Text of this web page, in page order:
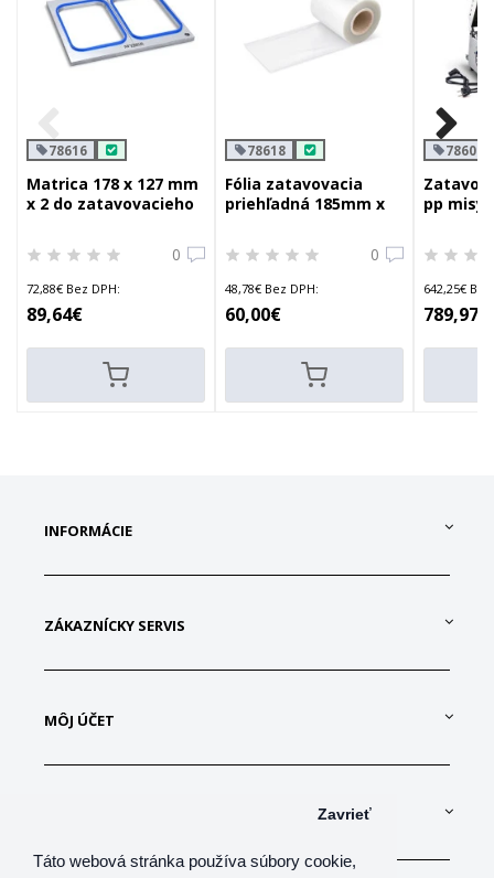
Táto webová stránka používa súbory cookie,
Zavrieť
78616
Matrica 178 x 127 mm
x 2 do zatavovacieho
0
72,88€ Bez DPH:
89,64€
78618
Fólia zatavovacia
priehľadná 185mm x
0
48,78€ Bez DPH:
60,00€
78600
pp misy
642,25€
789,97€
INFORMÁCIE
ZÁKAZNÍCKY SERVIS
MÔJ ÚČET